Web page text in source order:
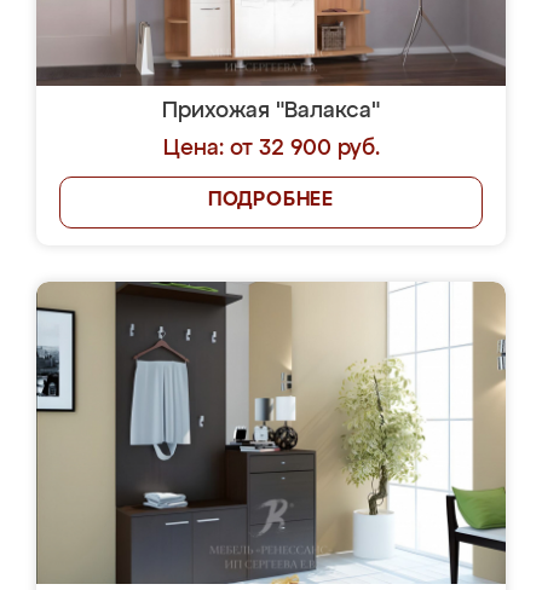
Прихожая "Валакса"
Цена: от 32 900 руб.
ПОДРОБНЕЕ